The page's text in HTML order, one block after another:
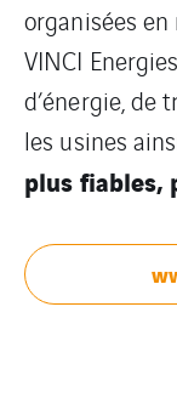
organisées
VINCI
d’énergie, de
les usines
plus fiables,